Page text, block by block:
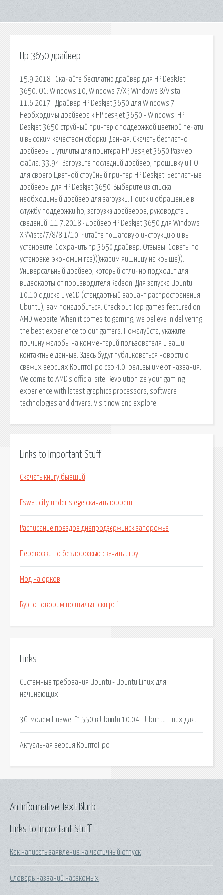
Hp 3650 драйвер
15.9.2018 · Скачайте бесплатно драйвер для HP DeskJet
3650. ОС: Windows 10, Windows 7/XP, Windows 8/Vista.
11.6.2017 · Драйвер HP Deskjet 3650 для Windows 7
Необходимы драйвера к HP deskjet 3650 - Windows. HP
Deskjet 3650 струйный принтер с поддержкой цветной печати
и высоким качеством сборки. Данная. Скачать бесплатно
драйверы и утилиты для принтера HP Deskjet 3650 Размер
файла: 33.94. Загрузите последний драйвер, прошивку и ПО
для своего Цветной струйный принтер HP Deskjet. Бесплатные
драйверы для HP Deskjet 3650. Выберите из списка
необходимый драйвер для загрузки. Поиск и обращение в
службу поддержки hp, загрузка драйверов, руководств и
сведений. 11.7.2018 · Драйвер HP Deskjet 3650 для Windows
XP/Vista/7/8/8.1/10. Читайте пошаговую инструкцию и вы
установите. Сохранить hp 3650 драйвер. Отзывы. Советы по
установке. экономим газ)))жарим яишницу на крыше)).
Универсальный драйвер, который отлично подходит для
видеокарты от производителя Radeon. Для запуска Ubuntu
10.10 с диска LiveCD (стандартный вариант распространения
Ubuntu), вам понадобиться. Check out Top games featured on
AMD website. When it comes to gaming, we believe in delivering
the best experience to our gamers. Пожалуйста, укажите
причину жалобы на комментарий пользователя и ваши
контактные данные. Здесь будут публиковаться новости о
свежих версиях КриптоПро csp 4.0: релизы имеют названия.
Welcome to AMD's official site! Revolutionize your gaming
experience with latest graphics processors, software
technologies and drivers. Visit now and explore.
Links to Important Stuff
Скачать книгу бывший
Eswat city under siege скачать торрент
Расписание поездов днепродзержинск запорожье
Перевозки по бездорожью скачать игру
Мод на орков
Буэно говорим по итальянски pdf
Links
Системные требования Ubuntu - Ubuntu Linux для
начинающих.
3G-модем Huawei E1550 в Ubuntu 10.04 - Ubuntu Linux для.
Актуальная версия КриптоПро
Links to Important Stuff
Как написать заявление на частичный отпуск
Словарь названий насекомых
An Informative Text Blurb